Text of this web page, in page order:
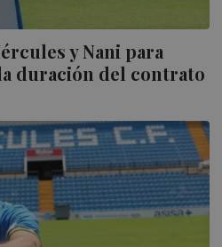
y Nani para
duración del contrato